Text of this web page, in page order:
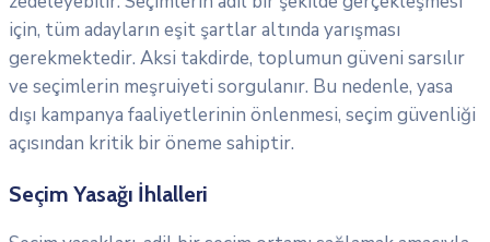
için, tüm adayların eşit şartlar altında yarışması
gerekmektedir. Aksi takdirde, toplumun güveni sarsılır
ve seçimlerin meşruiyeti sorgulanır. Bu nedenle, yasa
dışı kampanya faaliyetlerinin önlenmesi, seçim güvenliği
açısından kritik bir öneme sahiptir.
Seçim Yasağı İhlalleri